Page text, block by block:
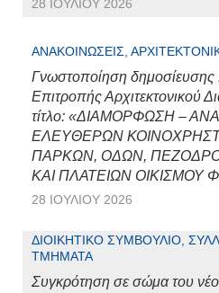
28 ΙΟΥΛΊΟΥ 2026
ΑΝΑΚΟΙΝΏΣΕΙΣ,
Γνωστοποίηση δημοσίευσης
Επιτροπής Αρχιτεκτονικού
τίτλο: «ΔΙΑΜΟΡΦΩΣΗ –
ΕΛΕΥΘΕΡΩΝ
ΠΑΡΚΩΝ, ΟΔΩΝ,
ΚΑΙ ΠΛΑΤΕΙΩΝ ΟΙΚΙΣΜΟΥ
28 ΙΟΥΛΊΟΥ 2026
ΔΙΟΙΚΗΤΙΚΌ ΣΥΜΒΟΎΛΙΟ,
ΤΜΉΜΑΤΑ
Συγκρότηση σε σώμα του